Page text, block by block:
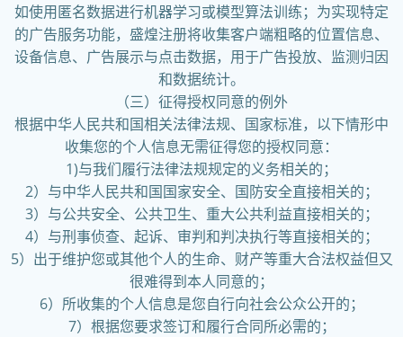
如使用匿名数据进行机器学习或模型算法训练；为实现特定
的广告服务功能，盛煌注册将收集客户端粗略的位置信息、
设备信息、广告展示与点击数据，用于广告投放、监测归因
和数据统计。
（三）征得授权同意的例外
根据中华人民共和国相关法律法规、国家标准，以下情形中
收集您的个人信息无需征得您的授权同意：
1)与我们履行法律法规规定的义务相关的；
2）与中华人民共和国国家安全、国防安全直接相关的；
3）与公共安全、公共卫生、重大公共利益直接相关的；
4）与刑事侦查、起诉、审判和判决执行等直接相关的；
5）出于维护您或其他个人的生命、财产等重大合法权益但又
很难得到本人同意的；
6）所收集的个人信息是您自行向社会公众公开的；
7）根据您要求签订和履行合同所必需的；